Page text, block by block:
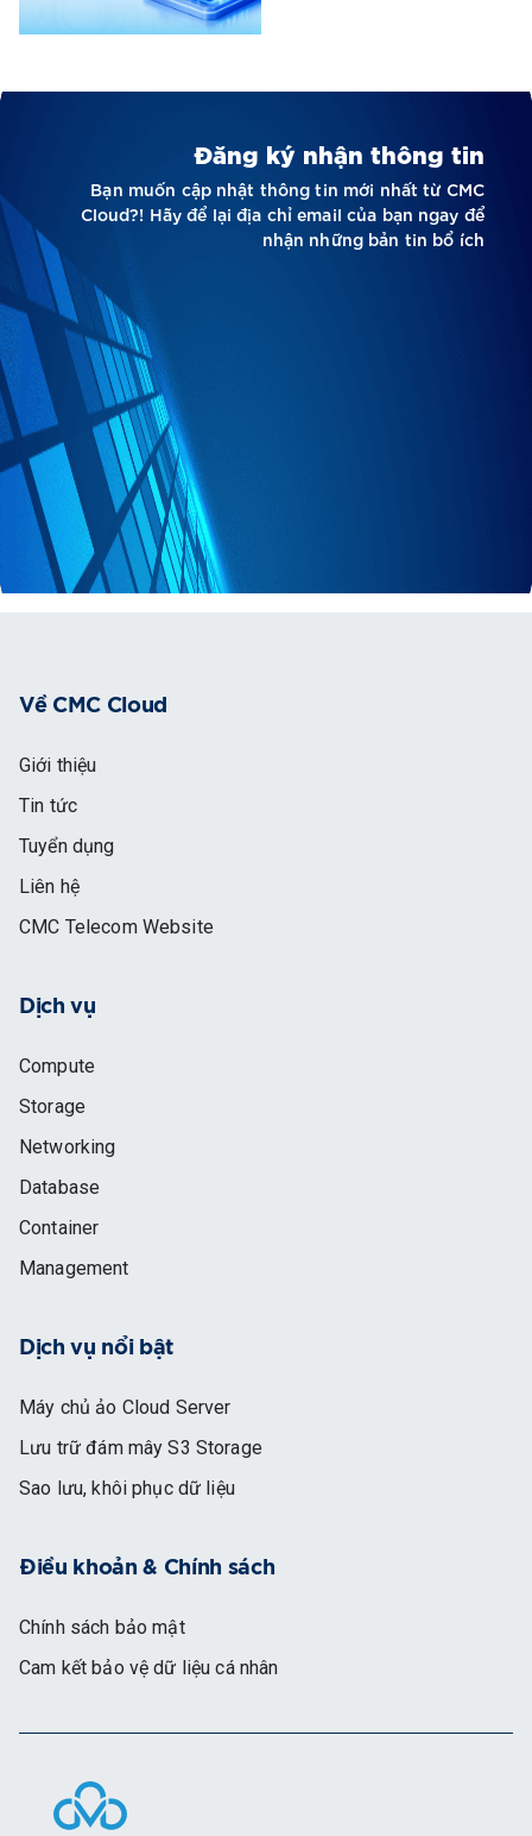
Đăng ký nhận thông tin
Bạn muốn cập nhật thông tin mới nhất từ CMC
Cloud?! Hãy để lại địa chỉ email của bạn ngay để
nhận những bản tin bổ ích
Về CMC Cloud
Giới thiệu
Tin tức
Tuyển dụng
Liên hệ
CMC Telecom Website
Dịch vụ
Compute
Storage
Networking
Database
Container
Management
Dịch vụ nổi bật
Máy chủ ảo Cloud Server
Lưu trữ đám mây S3 Storage
Sao lưu, khôi phục dữ liệu
Điều khoản & Chính sách
Chính sách bảo mật
Cam kết bảo vệ dữ liệu cá nhân